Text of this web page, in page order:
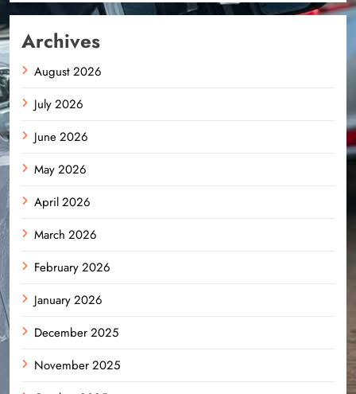
Archives
August 2026
July 2026
June 2026
May 2026
April 2026
March 2026
February 2026
January 2026
December 2025
November 2025